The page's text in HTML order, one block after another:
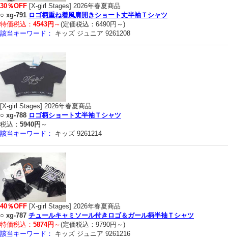
30％OFF [X-girl Stages] 2026年春夏商品
○ xg-791 ロゴ柄重ね着風肩開きショート丈半袖Ｔシャツ
特価税込： 4543円 ～(定価税込：6490円～)
該当キーワード：
キッズ ジュニア 9261208
[X-girl Stages] 2026年春夏商品
○ xg-788 ロゴ柄ショート丈半袖Ｔシャツ
税込： 5940円 ～
該当キーワード：
キッズ 9261214
40％OFF [X-girl Stages] 2026年春夏商品
○ xg-787 チュールキャミソール付きロゴ＆ガール柄半袖Ｔシャツ
特価税込： 5874円 ～(定価税込：9790円～)
該当キーワード：
キッズ ジュニア 9261216